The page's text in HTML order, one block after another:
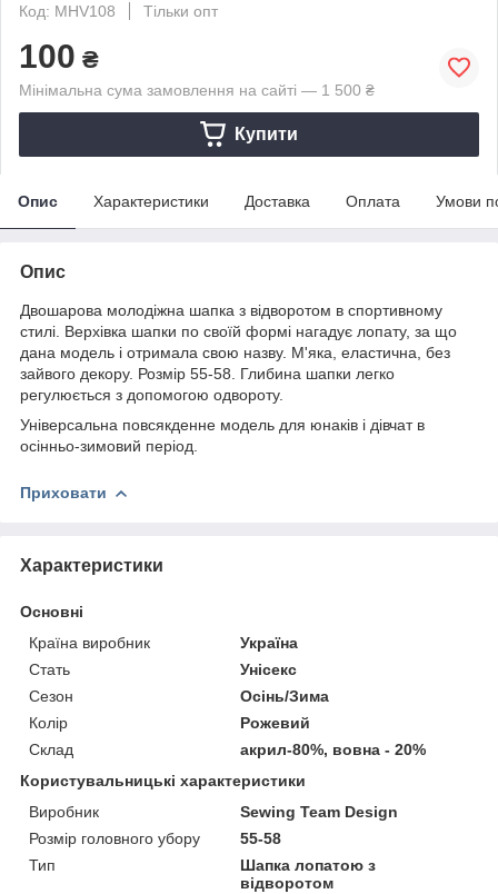
Код: MHV108
Тільки опт
100 ₴
Мінімальна сума замовлення на сайті — 1 500 ₴
Купити
Опис Характеристики Доставка Оплата Умови
Опис
Двошарова молодіжна шапка з відворотом в спортивному
стилі. Верхівка шапки по своїй формі нагадує лопату, за що
дана модель і отримала свою назву. М'яка, еластична, без
зайвого декору. Розмір 55-58. Глибина шапки легко
регулюється з допомогою одвороту.
Універсальна повсякденне модель для юнаків і дівчат в
осінньо-зимовий період.
Приховати
Характеристики
Основні
Країна виробник
Україна
Стать
Унісекс
Сезон
Осінь/Зима
Колір
Рожевий
Склад
акрил-80%, вовна - 20%
Користувальницькі характеристики
Виробник
Sewing Team Design
Розмір головного убору
55-58
Тип
Шапка лопатою з
відворотом